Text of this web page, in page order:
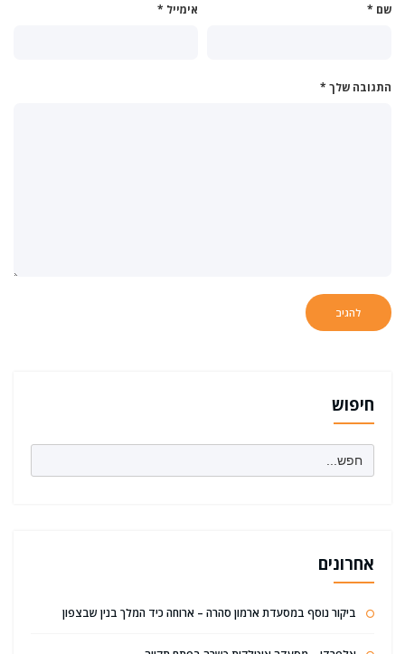
שם * אימייל *
התגובה שלך *
חיפוש
Search
for:
אחרונים
ביקור נוסף במסעדת ארמון סהרה – ארוחה כיד המלך בנין שבצפון